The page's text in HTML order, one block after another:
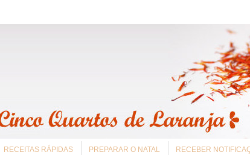
RECEITAS RÁPIDAS PREPARAR O NATAL RECEBER